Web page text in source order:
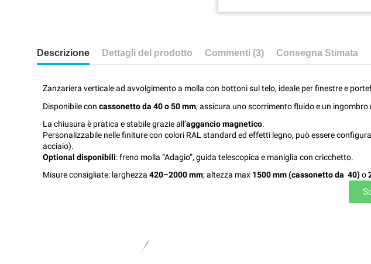
Descrizione Dettagli del prodotto Commenti (3) Consegna Stimata
Zanzariera verticale ad avvolgimento a molla con bottoni sul telo, ideale per finestre e
Disponibile con cassonetto da 40 o 50 mm, assicura uno scorrimento fluido e un ingombro
La chiusura è pratica e stabile grazie all’aggancio magnetico.
Personalizzabile nelle finiture con colori RAL standard ed effetti legno, può essere
acciaio).
Optional disponibili: freno molla “Adagio”, guida telescopica e maniglia con cricchetto.
Misure consigliate: larghezza 420–2000 mm; altezza max 1500 mm (cassonetto da 40)o